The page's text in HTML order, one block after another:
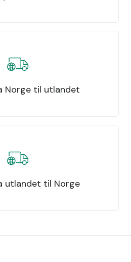
Norge til utlandet
utlandet til Norge